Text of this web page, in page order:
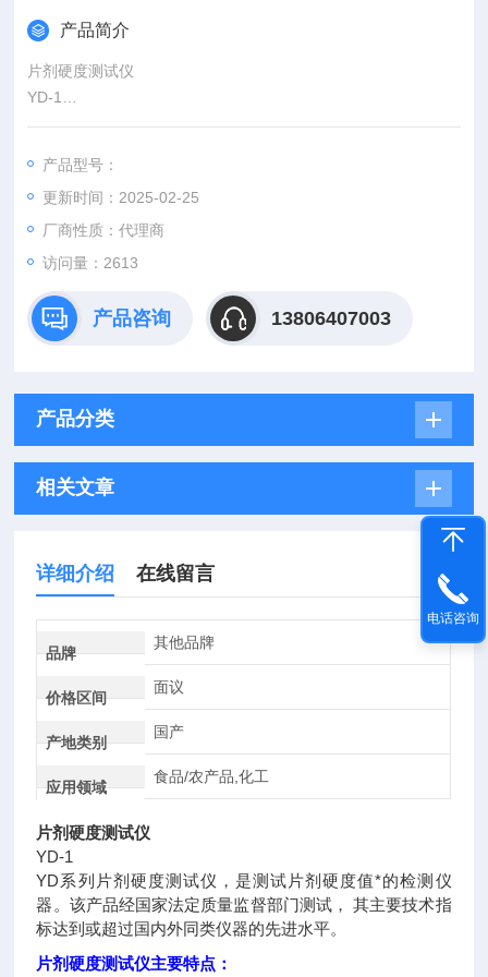
产品简介
片剂硬度测试仪
YD-1
YD系列片剂硬度测试仪，是测试片剂硬度值*的检测仪器。该产
内外同类仪器的xian进水平。
产品型号：
更新时间：2025-02-25
厂商性质：代理商
访问量：2613
产品咨询 13806407003
产品分类
相关文章
详细介绍 在线留言
品牌
其他品牌
价格区间
面议
产地类别
国产
应用领域
食品/农产品,化工
片剂硬度测试仪
YD-1
YD系列片剂硬度测试仪，是测试片剂硬度值*的检测仪
器。该产品经国家法定质量监督部门测试， 其主要技术指
标达到或超过国内外同类仪器的先进水平。
片剂硬度测试仪主要特点：
电话咨询